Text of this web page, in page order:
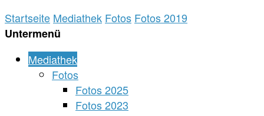
Startseite Mediathek Fotos Fotos 2019
Untermenü
Mediathek
Fotos
Fotos 2025
Fotos 2023